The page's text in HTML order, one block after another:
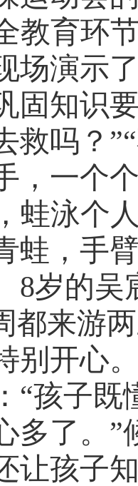
教育环
场演示
固知识
救吗？
，一个
蛙泳个
蛙，手
8岁的吴
都来游
别开心
“孩子
多了。”
让孩子